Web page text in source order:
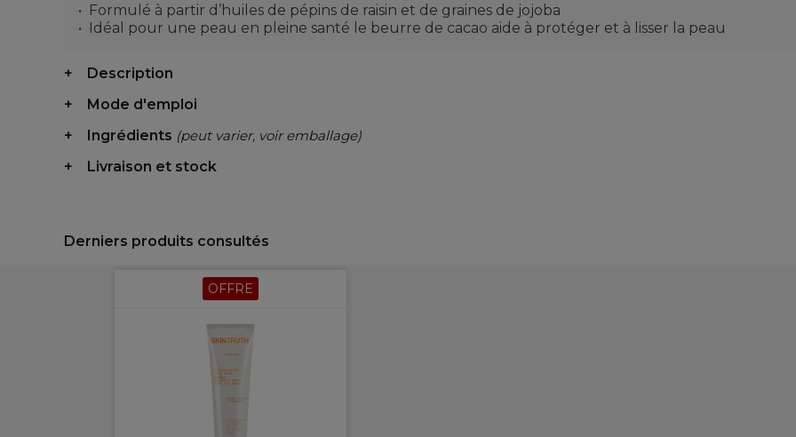
Formulé à partir d’huiles de pépins de raisin et de graines de jojoba
Idéal pour une peau en pleine santé le beurre de cacao aide à protéger et à lisser la peau
Description
Mode d'emploi
Ingrédients (peut varier, voir emballage)
Livraison et stock
Derniers produits consultés
OFFRE